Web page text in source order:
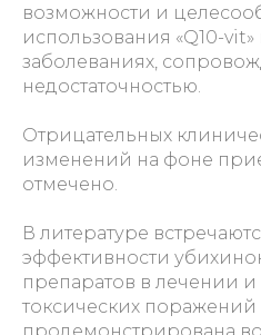
возможности и
использования «Q10-
заболеваниях,
недостаточностью.
Отрицательных
изменений на фоне
отмечено.
В литературе
эффективности
препаратов в лечении
токсических